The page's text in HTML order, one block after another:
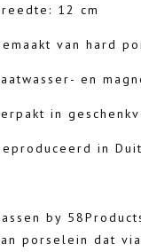
12 cm
van hard
en
in
in
by
porselein dat